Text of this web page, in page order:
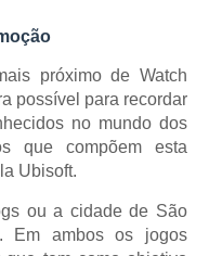
próximo de Watch
possível para recordar
no mundo dos
que compõem esta
Ubisoft.
ou a cidade de São
Em ambos os jogos